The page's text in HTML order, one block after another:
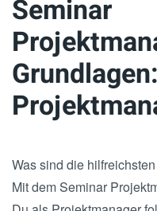
Seminar
Was sind die
Mit dem Seminar